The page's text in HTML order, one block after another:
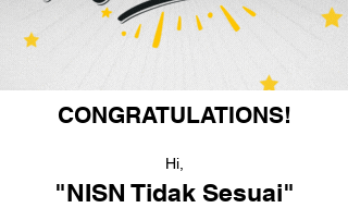
CONGRATULATIONS!
Hi,
"NISN Tidak Sesuai"